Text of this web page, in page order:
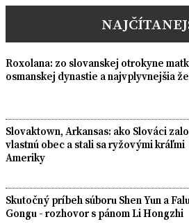
Roxolana: zo slovanskej otrokyne
osmanskej dynastie a najvplyvnejšia
Slovaktown, Arkansas: ako Slováci
vlastnú obec a stali sa ryžovými kráľmi
Ameriky
Skutočný príbeh súboru Shen Yun a
Gongu - rozhovor s pánom Li Hongzhi